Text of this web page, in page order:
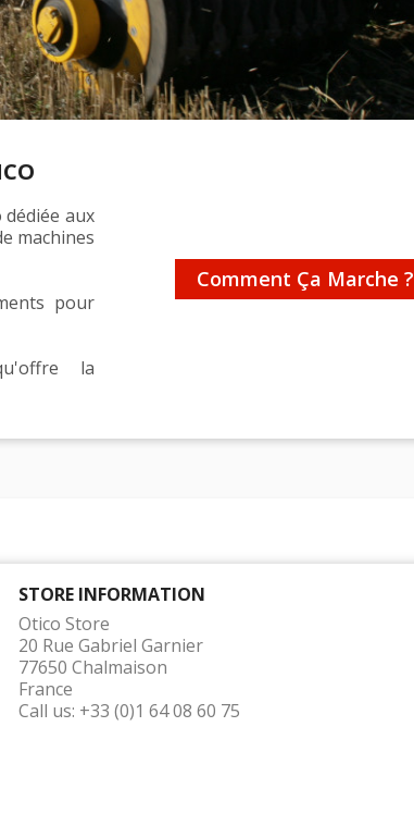
aux
machines
pour
la
Comment Ça Marche ?
STORE INFORMATION
Otico Store
20 Rue Gabriel Garnier
77650 Chalmaison
France
Call us: +33 (0)1 64 08 60 75